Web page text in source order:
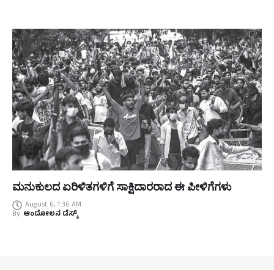
ಮನುಕುಲದ ಏರಿಳಿತಗಳಿಗೆ ಸಾಕ್ಷಿದಾರರಾದ ಈ ಪೀಳಿಗೆಗಳು
August 6, 1:36 AM
By ಆಂದೋಲನ ಡೆಸ್ಕ್